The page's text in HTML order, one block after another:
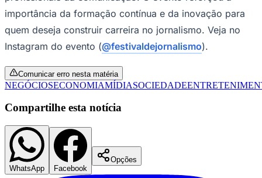
Goiás
reconhecidos nacionalmente. A iniciativa aproximou os
futuros jornalistas da realidade das redações e das
transformações do mercado.
A programação contou com representantes de veículos
como Folha de S.Paulo, Metrópoles, Poder360, Correio
Braziliense, Band Brasília, SBT News, Record Brasília,
debatidos estiveram inteligência artificial, combate à
desinformação, programas de trainee,
empreendedorismo e novas oportunidades profissionais